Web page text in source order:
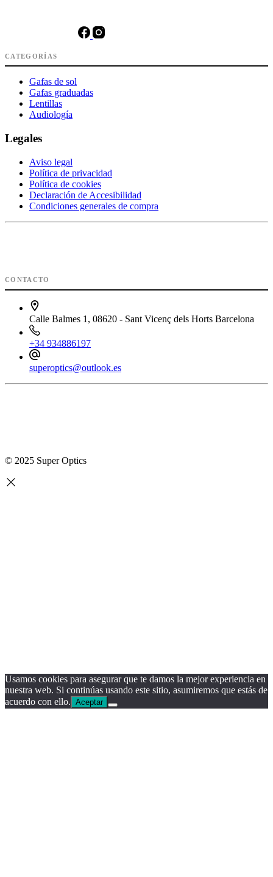
CATEGORÍAS
Gafas de sol
Gafas graduadas
Lentillas
Audiología
Legales
Aviso legal
Política de privacidad
Política de cookies
Declaración de Accesibilidad
Condiciones generales de compra
CONTACTO
Calle Balmes 1, 08620 - Sant Vicenç dels Horts Barcelona
+34 934886197
superoptics@outlook.es
© 2025 Super Optics
Usamos cookies para asegurar que te damos la mejor experiencia en
nuestra web. Si continúas usando este sitio, asumiremos que estás de
acuerdo con ello. Aceptar